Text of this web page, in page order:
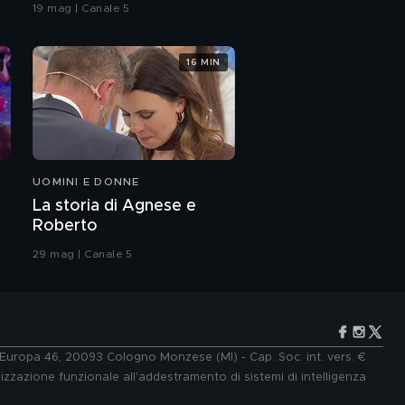
Maria Antonietta
Gregori: "Mirella e
Emanuela Orlandi unite
da un tragico destino"
Maria Antonietta
Gregori: "Stiamo
combattendo per far
l'intervista integrale
a controlli medici
periodici"
19 mag | Canale 5
UOMINI E DONNE
La storia di Agnese e
Roberto
29 mag | Canale 5
16 MIN
46, 20093 Cologno Monzese (MI) - Cap. Soc. int. vers. €
funzionale all'addestramento di sistemi di intelligenza